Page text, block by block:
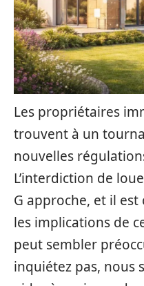
Les propriétaires
trouvent à un
nouvelles
L’interdiction de
G approche, et il
les implications de
peut sembler
inquiétez pas, nous